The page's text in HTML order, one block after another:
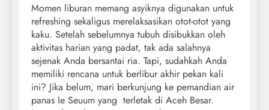
Momen liburan memang asyiknya digunakan untuk
refreshing sekaligus merelaksasikan otot-otot yang
kaku. Setelah sebelumnya tubuh disibukkan oleh
aktivitas harian yang padat, tak ada salahnya
sejenak Anda bersantai ria. Tapi, sudahkah Anda
memiliki rencana untuk berlibur akhir pekan kali
ini? Jika belum, mari berkunjung ke pemandian air
panas Ie Seuum yang terletak di Aceh Besar.